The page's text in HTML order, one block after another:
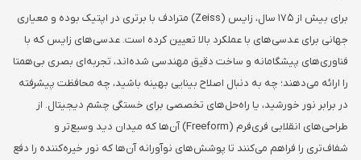
برای بیش از 175 سال، زایس (Zeiss) مترادف با برتری در اپتیک بوده و معیاری
جهانی برای عدسی‌های با عملکرد بالا تعیین کرده است. عدسی‌های زایس که با
فناوری‌های پیشگامانه و ساخت دقیق مهندسی شده‌اند، تجربه‌ای بصری بی‌همتا
را ارائه می‌دهند؛ چه به دنبال اصلاح بینایی بهینه باشید، چه محافظت پیشرفته
در برابر نور خورشید، یا راه‌حل‌های تخصصی برای خستگی چشم دیجیتال. از
طراحی‌های انقلابی فری‌فرم (Freeform) آن‌ها که میدان دید وسیع‌تر و
شفاف‌تری را فراهم می‌کنند تا پوشش‌های نوآورانه آن‌ها که نور خیره‌کننده را دفع